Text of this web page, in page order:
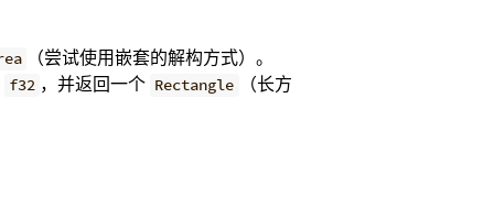
（尝试使用嵌套的解构方式）。
f32 ，并返回一个 Rectangle
（长方